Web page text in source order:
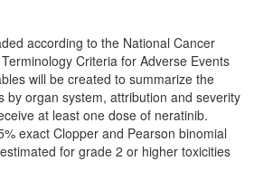
according to the National Cancer
Criteria for Adverse Events
will be created to summarize the
by organ system, attribution and severity
at least one dose of neratinib.
exact Clopper and Pearson binomial
for grade 2 or higher toxicities